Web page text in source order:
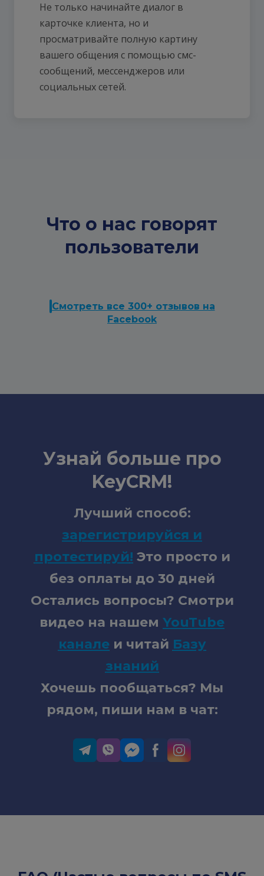
Не только начинайте диалог в
карточке клиента, но и
просматривайте полную картину
вашего общения с помощью смс-
сообщений, мессенджеров или
социальных сетей.
Что о нас говорят
пользователи
Смотреть все 300+ отзывов на
Facebook
Узнай больше про
KeyCRM!
Лучший способ:
зарегистрируйся и
протестируй! Это просто и
без оплаты до 30 дней
Остались вопросы? Смотри
видео на нашем YouTube
канале и читай Базу
знаний
Хочешь пообщаться? Мы
рядом, пиши нам в чат: